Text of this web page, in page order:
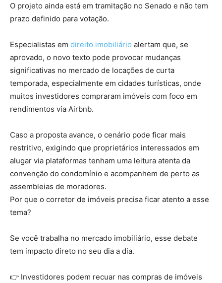
O projeto ainda está em tramitação no Senado e não tem
prazo definido para votação.
Especialistas em direito imobiliário alertam que, se
aprovado, o novo texto pode provocar mudanças
significativas no mercado de locações de curta
temporada, especialmente em cidades turísticas, onde
muitos investidores compraram imóveis com foco em
rendimentos via Airbnb.
Caso a proposta avance, o cenário pode ficar mais
restritivo, exigindo que proprietários interessados em
alugar via plataformas tenham uma leitura atenta da
convenção do condomínio e acompanhem de perto as
assembleias de moradores.
Por que o corretor de imóveis precisa ficar atento a esse
tema?
Se você trabalha no mercado imobiliário, esse debate
tem impacto direto no seu dia a dia.
👉 Investidores podem recuar nas compras de imóveis